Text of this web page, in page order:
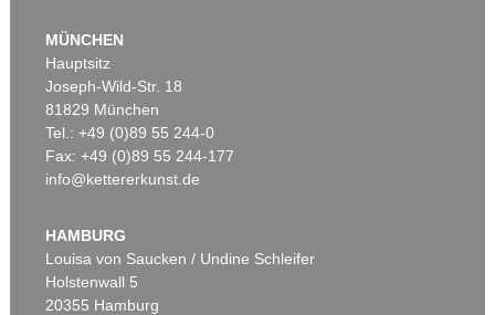
Auktion 521 - Lot 290
Ergebnis:€ 4.500
Auktion 516 - Lot 36
MÜNCHEN
Hauptsitz
Joseph-Wild-Str. 18
81829 München
Tel.: +49 (0)89 55 244-0
Fax: +49 (0)89 55 244-177
info@kettererkunst.de
HAMBURG
Louisa von Saucken / Undine Schleifer
Holstenwall 5
20355 Hamburg